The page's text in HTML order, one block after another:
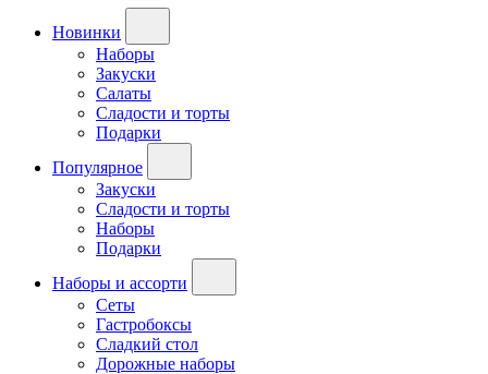
Новинки
Наборы
Закуски
Салаты
Сладости и торты
Подарки
Популярное
Закуски
Сладости и торты
Наборы
Подарки
Наборы и ассорти
Сеты
Гастробоксы
Сладкий стол
Дорожные наборы